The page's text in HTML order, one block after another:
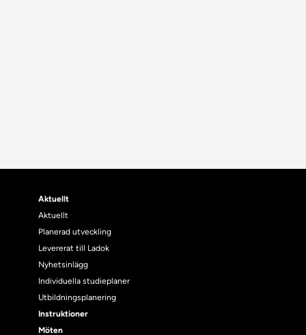
Aktuellt
Aktuellt
Planerad utveckling
Levererat till Ladok
Nyhetsinlägg
Individuella studieplaner
Utbildningsplanering
Instruktioner
Möten